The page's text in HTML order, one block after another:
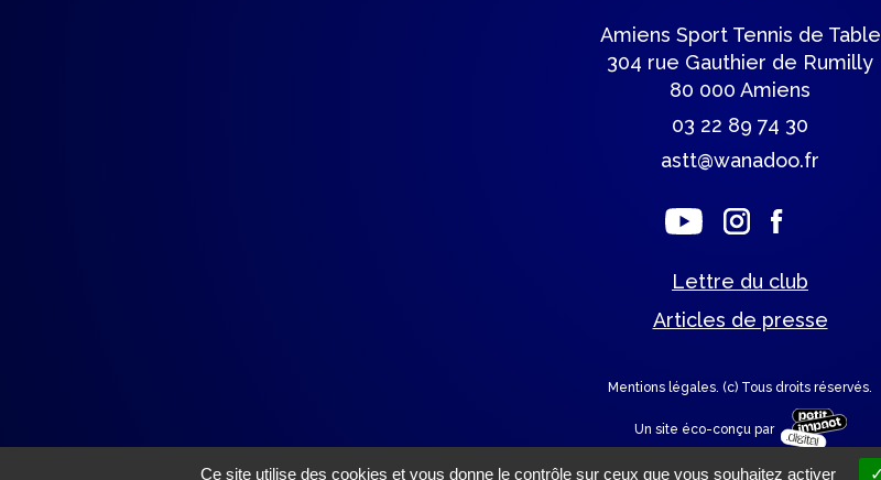
Amiens Sport Tennis de Table
304 rue Gauthier de Rumilly
80 000 Amiens
03 22 89 74 30
astt@wanadoo.fr
Lettre du club
Articles de presse
Mentions légales. (c) Tous droits réservés.
Un site éco-conçu par
Ce site utilise des cookies et vous donne le contrôle sur ceux que vous souhaitez activer